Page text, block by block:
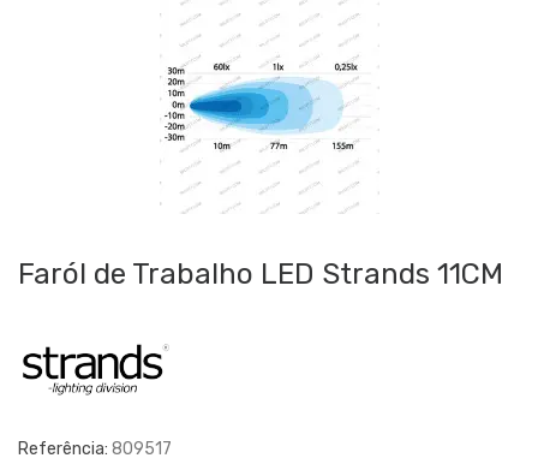
Faról de Trabalho LED Strands 11CM
Referência: 809517